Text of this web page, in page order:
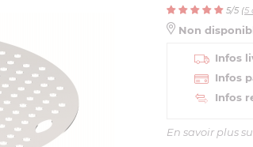
5/5 (5
Non
Infos
Infos
Infos
En savoir plus